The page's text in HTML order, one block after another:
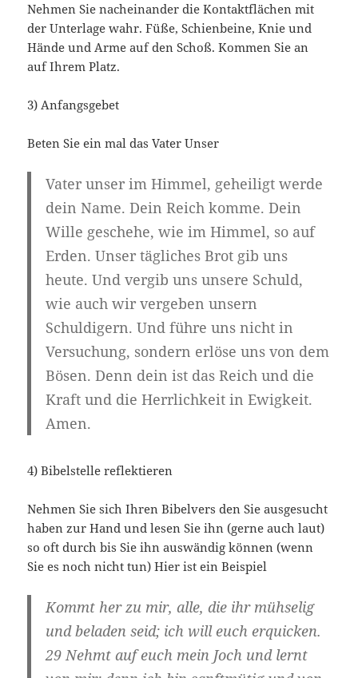
Nehmen Sie nacheinander die Kontaktflächen mit
der Unterlage wahr. Füße, Schienbeine, Knie und
Hände und Arme auf den Schoß. Kommen Sie an
auf Ihrem Platz.
3) Anfangsgebet
Beten Sie ein mal das Vater Unser
Vater unser im Himmel, geheiligt werde
dein Name. Dein Reich komme. Dein
Wille geschehe, wie im Himmel, so auf
Erden. Unser tägliches Brot gib uns
heute. Und vergib uns unsere Schuld,
wie auch wir vergeben unsern
Schuldigern. Und führe uns nicht in
Versuchung, sondern erlöse uns von dem
Bösen. Denn dein ist das Reich und die
Kraft und die Herrlichkeit in Ewigkeit.
Amen.
4) Bibelstelle reflektieren
Nehmen Sie sich Ihren Bibelvers den Sie ausgesucht
haben zur Hand und lesen Sie ihn (gerne auch laut)
so oft durch bis Sie ihn auswändig können (wenn
Sie es noch nicht tun) Hier ist ein Beispiel
Kommt her zu mir, alle, die ihr mühselig
und beladen seid; ich will euch erquicken.
29 Nehmt auf euch mein Joch und lernt